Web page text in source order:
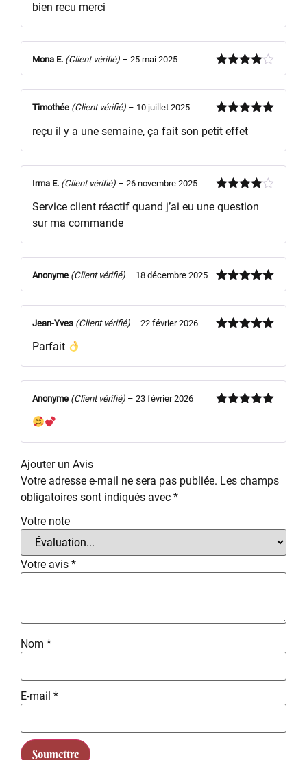
bien recu merci
Note4
Mona E. (Client vérifié) – 25 mai 2025
5
Timothée (Client vérifié) – 10 juillet 2025
reçu il y a une semaine, ça fait son petit effet
sur 5
Irma E. (Client vérifié) – 26 novembre 2025
Service client réactif quand j’ai eu une question
sur ma commande
Note5sur
Anonyme (Client vérifié) – 18 décembre 2025
Jean-Yves (Client vérifié) – 22 février 2026
Parfait
Anonyme (Client vérifié) – 23 février 2026
Ajouter un Avis
Votre adresse e-mail ne sera pas publiée. Les champs
obligatoires sont indiqués avec *
Votre note
Votre avis *
Nom *
E-mail *